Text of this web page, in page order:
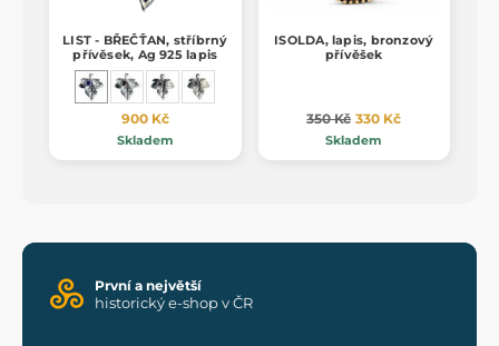
LIST - BŘEČŤAN, stříbrný
přívěsek, Ag 925 lapis
900 Kč
Skladem
ISOLDA, lapis, bronzový
přívěšek
350 Kč 330 Kč
Skladem
První a největší
historický e-shop v ČR